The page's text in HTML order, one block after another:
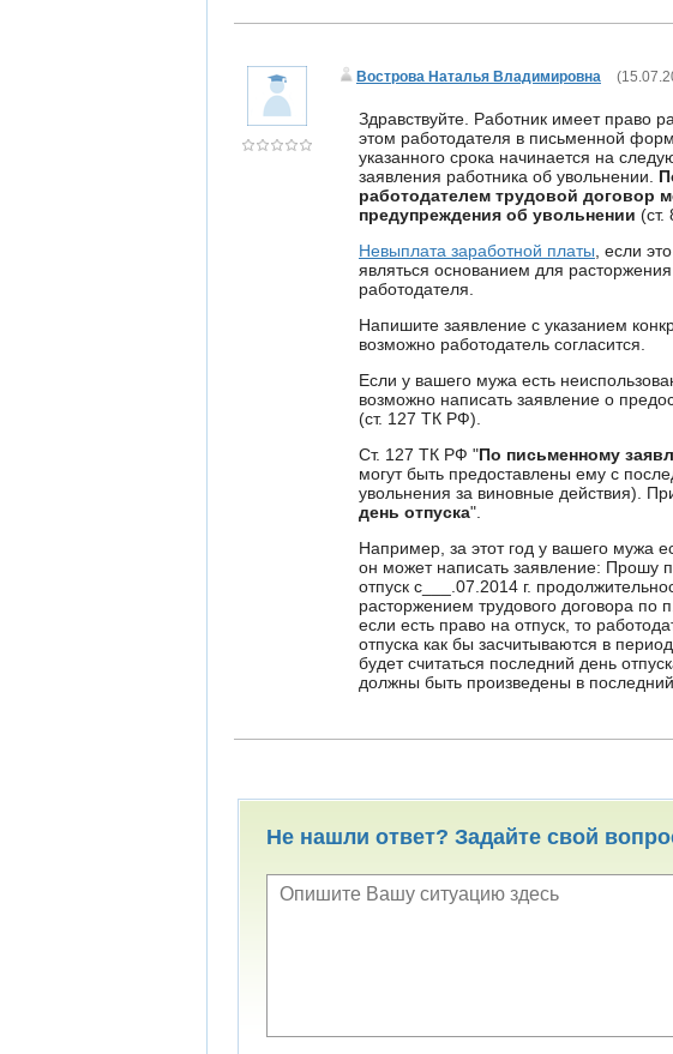
Вострова Наталья Владимировна (
Здравствуйте. Работник имеет право
этом работодателя в письменной
указанного срока начинается на
заявления работника об увольнении.
работодателем трудовой договор
предупреждения об увольнении (ст.
Невыплата заработной платы , если
являться основанием для
работодателя.
Напишите заявление с указанием
возможно работодатель согласится.
Если у вашего мужа есть
возможно написать заявление о
(ст. 127 ТК РФ).
Ст. 127 ТК РФ "По письменному
могут быть предоставлены ему с
увольнения за виновные действия).
день отпуска".
Например, за этот год у вашего мужа
он может написать заявление: Прошу
отпуск с___.07.2014 г.
расторжением трудового договора по
если есть право на отпуск, то
отпуска как бы засчитываются в
будет считаться последний день
должны быть произведены в
Не нашли ответ? Задайте свой